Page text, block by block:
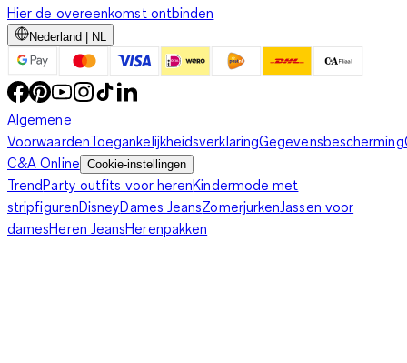
Hier de overeenkomst ontbinden
Nederland | NL
Algemene
VoorwaardenToegankelijkheidsverklaringGegevensbescherming
C&A Online Cookie-instellingen
TrendParty outfits voor herenKindermode met
stripfigurenDisneyDames JeansZomerjurkenJassen voor
damesHeren JeansHerenpakken